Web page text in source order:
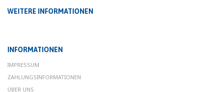
WEITERE INFORMATIONEN
INFORMATIONEN
IMPRESSUM
ZAHLUNGSINFORMATIONEN
ÜBER UNS